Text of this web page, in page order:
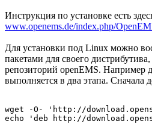
Инструкция по установке есть
www.openems.de/index.php/
Для установки под Linux можно
пакетами для своего
репозиторий openEMS. Например
выполняется в два этапа. Сначала
wget -O- 'http://